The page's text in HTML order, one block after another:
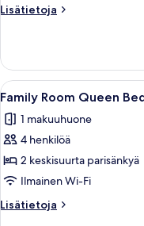
Lisätietoja
Lisätietoja
Matrimoniale
Avaa
kaikki
huonetyypin
Family
Room
Queen
Beds
kuvat
7
Family Room Queen
1 makuuhuone
4 henkilöä
2 keskisuurta parisänkyä
Ilmainen Wi-Fi
Lisätietoja
Lisätietoja